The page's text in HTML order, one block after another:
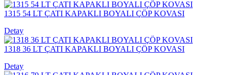
1315 54 LT ÇATI KAPAKLI BOYALI ÇÖP KOVASI
Detay
1318 36 LT ÇATI KAPAKLI BOYALI ÇÖP KOVASI
Detay